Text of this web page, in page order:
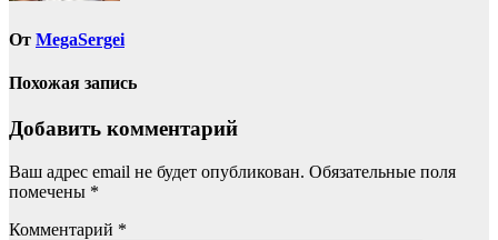
От MegaSergei
Похожая запись
Добавить комментарий
Ваш адрес email не будет опубликован. Обязательные поля
помечены *
Комментарий *